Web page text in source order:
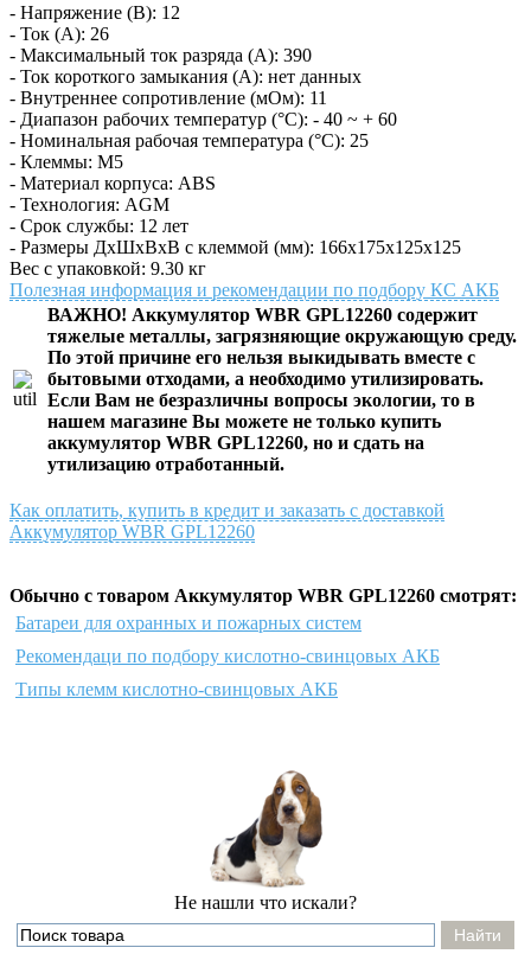
- Напряжение (В): 12
- Ток (А): 26
- Максимальный ток разряда (А): 390
- Ток короткого замыкания (А): нет данных
- Внутреннее сопротивление (мОм): 11
- Диапазон рабочих температур (°C): - 40 ~ + 60
- Номинальная рабочая температура (°C): 25
- Клеммы: M5
- Материал корпуса: ABS
- Технология: AGM
- Срок службы: 12 лет
- Размеры ДхШхВхВ с клеммой (мм): 166х175х125х125
Вес с упаковкой: 9.30 кг
Полезная информация и рекомендации по подбору КС АКБ
ВАЖНО! Аккумулятор WBR GPL12260 содержит
тяжелые металлы, загрязняющие окружающую среду.
По этой причине его нельзя выкидывать вместе с
бытовыми отходами, а необходимо утилизировать.
Если Вам не безразличны вопросы экологии, то в
нашем магазине Вы можете не только купить
аккумулятор WBR GPL12260, но и сдать на
утилизацию отработанный.
Как оплатить, купить в кредит и заказать с доставкой
Аккумулятор WBR GPL12260
Обычно с товаром Аккумулятор WBR GPL12260 смотрят:
Батареи для охранных и пожарных систем
Рекомендаци по подбору кислотно-свинцовых АКБ
Типы клемм кислотно-свинцовых АКБ
Не нашли что искали?